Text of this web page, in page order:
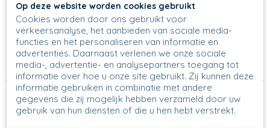
Geen producten
Home>Schalen>Ronde Schalen >Well-up Bowl >
up bowl H 4,5 cm, Ø 12 cm>23 - Well-up Bowl - Unikat -
U4661
Op deze website worden cookies gebruikt
Cookies worden door ons gebruikt voor
verkeersanalyse, het aanbieden van sociale media-
functies en het personaliseren van informatie en
advertenties. Daarnaast verlenen we onze sociale
media-, advertentie- en analysepartners toegang tot
informatie over hoe u onze site gebruikt. Zij kunnen deze
informatie gebruiken in combinatie met andere
gegevens die zij mogelijk hebben verzameld door uw
gebruik van hun diensten of die u hen hebt verstrekt.